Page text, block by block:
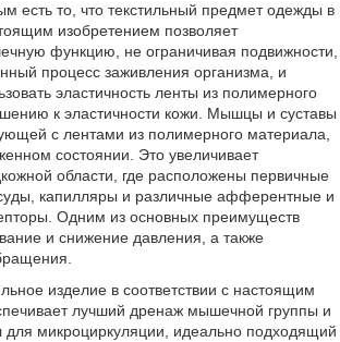
есть то, что текстильный предмет одежды в
изобретением позволяет
функцию, не ограничивая подвижности,
процесс заживления организма, и
эластичность ленты из полимерного
к эластичности кожи. Мышцы и суставы
с лентами из полимерного материала,
состоянии. Это увеличивает
области, где расположены первичные
капилляры и различные афферентные и
Одним из основных преимуществ
и снижение давления, а также
изделие в соответствии с настоящим
лучший дренаж мышечной группы и
для микроциркуляции, идеально подходящий